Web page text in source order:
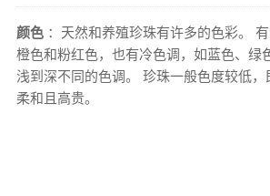
颜色 ：天然和养殖珍珠有许多的色彩。 有
橙色和粉红色，也有冷色调，如蓝色、绿
浅到深不同的色调。 珍珠一般色度较低
柔和且高贵。